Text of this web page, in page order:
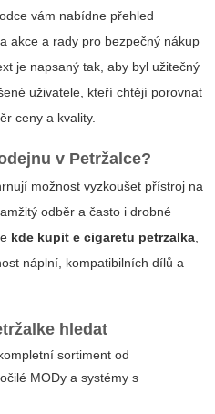
vám nabídne přehled
akce a rady pro bezpečný nákup
je napsaný tak, aby byl užitečný
uživatele, kteří chtějí porovnat
ceny a kvality.
v Petržalce?
možnost vyzkoušet přístroj na
odběr a často i drobné
kde kupit e cigaretu petrzalka,
náplní, kompatibilních dílů a
hledat
sortiment od
MODy a systémy s